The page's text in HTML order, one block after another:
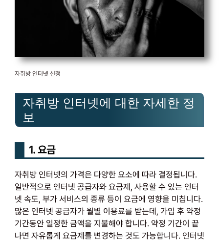
자취방 인터넷 신청
자취방 인터넷에 대한 자세한 정
보
1. 요금
자취방 인터넷의 가격은 다양한 요소에 따라 결정됩니다.
일반적으로 인터넷 공급자와 요금제, 사용할 수 있는 인터
넷 속도, 부가 서비스의 종류 등이 요금에 영향을 미칩니다.
많은 인터넷 공급자가 월별 이용료를 받는데, 가입 후 약정
기간동안 일정한 금액을 지불해야 합니다. 약정 기간이 끝
나면 자유롭게 요금제를 변경하는 것도 가능합니다. 인터넷